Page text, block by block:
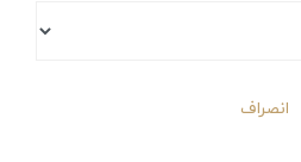
انصراف